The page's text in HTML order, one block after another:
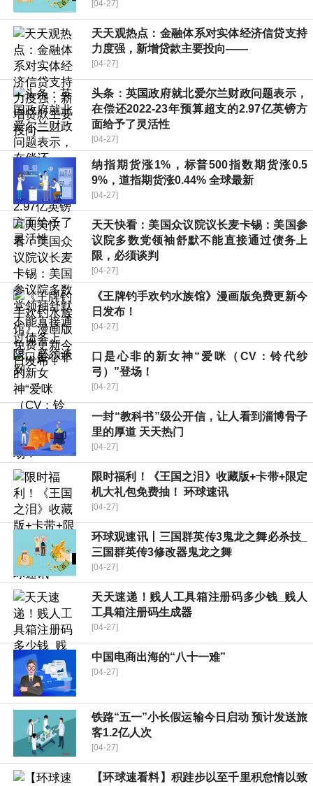
[04-27]
天天观热点：金融体系对实体经济信贷支持
力度强，新增贷款主要投向——
[04-27]
头条：英国政府就北爱尔兰财政问题表示，
在偿还2022-23年预算超支的2.97亿英镑方
面给予了灵活性
[04-27]
纳指期货涨1%，标普500指数期货涨0.5
9%，道指期货涨0.44% 全球最新
[04-27]
天天快看：美国众议院议长麦卡锡：美国参
议院多数党领袖舒默不能直接通过债务上
限，必须谈判
[04-27]
《王牌钓手欢钓水族馆》漫画版免费更新今
日发布！
[04-27]
口是心非的新女神“爱咪（CV：铃代纱
弓）”登场！
[04-27]
一封“教科书”级公开信，让人看到淄博骨子
里的厚道 天天热门
[04-27]
限时福利！《王国之泪》收藏版+卡带+限定
机大礼包免费抽！ 环球速讯
[04-27]
环球观速讯丨三国群英传3鬼龙之舞必杀技_
三国群英传3修改器鬼龙之舞
[04-27]
天天速递！贱人工具箱注册码多少钱_贱人
工具箱注册码生成器
[04-27]
中国电商出海的“八十一难”
[04-27]
铁路“五一”小长假运输今日启动 预计发送旅
客1.2亿人次
[04-27]
【环球速看料】积跬步以至千里积怠惰以致